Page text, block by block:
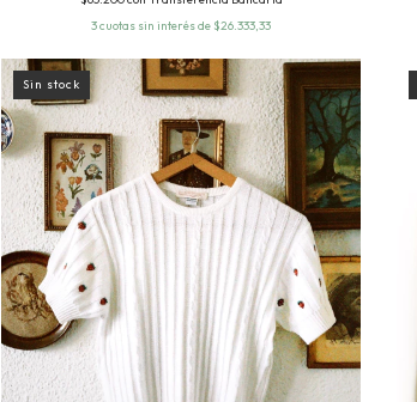
3cuotas sin interés de $26.333,33
Sin stock